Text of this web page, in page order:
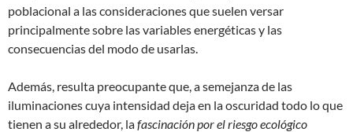
poblacional a las consideraciones que suelen versar
principalmente sobre las variables energéticas y las
consecuencias del modo de usarlas.
Además, resulta preocupante que, a semejanza de las
iluminaciones cuya intensidad deja en la oscuridad todo lo que
tienen a su alrededor, lafascinación por el riesgo ecológico